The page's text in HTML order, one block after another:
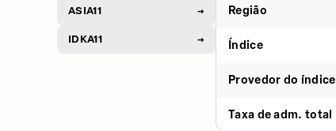
ASIA11 →
IDKA11 →
Região
Índice
Provedor do índice
Taxa de adm. total